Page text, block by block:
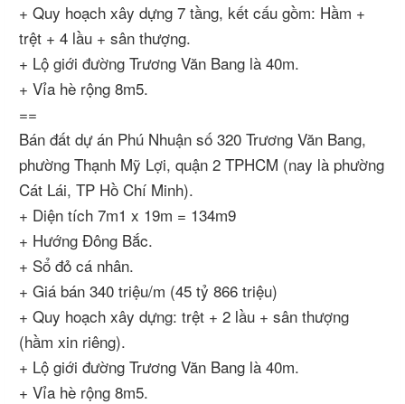
+ Quy hoạch xây dựng 7 tầng, kết cấu gồm: Hầm +
trệt + 4 lầu + sân thượng.
+ Lộ giới đường Trương Văn Bang là 40m.
+ Vỉa hè rộng 8m5.
==
Bán đất dự án Phú Nhuận số 320 Trương Văn Bang,
phường Thạnh Mỹ Lợi, quận 2 TPHCM (nay là phường
Cát Lái, TP Hồ Chí Minh).
+ Diện tích 7m1 x 19m = 134m9
+ Hướng Đông Bắc.
+ Sổ đỏ cá nhân.
+ Giá bán 340 triệu/m (45 tỷ 866 triệu)
+ Quy hoạch xây dựng: trệt + 2 lầu + sân thượng
(hầm xin riêng).
+ Lộ giới đường Trương Văn Bang là 40m.
+ Vỉa hè rộng 8m5.